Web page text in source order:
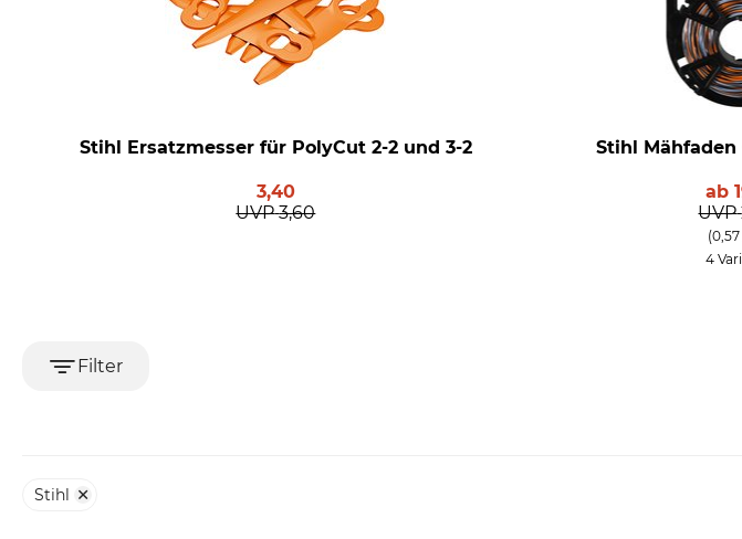
Stihl Ersatzmesser für PolyCut 2-2 und 3-2
3,40
UVP 3,60
Stihl Mähfaden
ab
UVP
(0,57
4
Filter
Stihl